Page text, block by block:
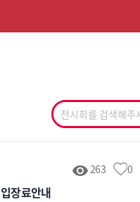
263 0
입장료안내